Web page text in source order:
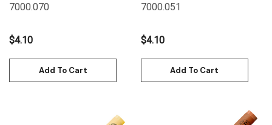
7000.070
$4.10
Add To Cart
7000.051
$4.10
Add To Cart